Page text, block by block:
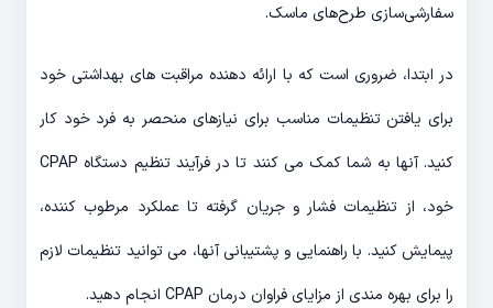
سفارشی‌سازی طرح‌های ماسک.
در ابتدا، ضروری است که با ارائه دهنده مراقبت های بهداشتی خود
برای یافتن تنظیمات مناسب برای نیازهای منحصر به فرد خود کار
کنید. آنها به شما کمک می کنند تا در فرآیند تنظیم دستگاه CPAP
خود، از تنظیمات فشار و جریان گرفته تا عملکرد مرطوب کننده،
پیمایش کنید. با راهنمایی و پشتیبانی آنها، می توانید تنظیمات لازم
را برای بهره مندی از مزایای فراوان درمان CPAP انجام دهید.